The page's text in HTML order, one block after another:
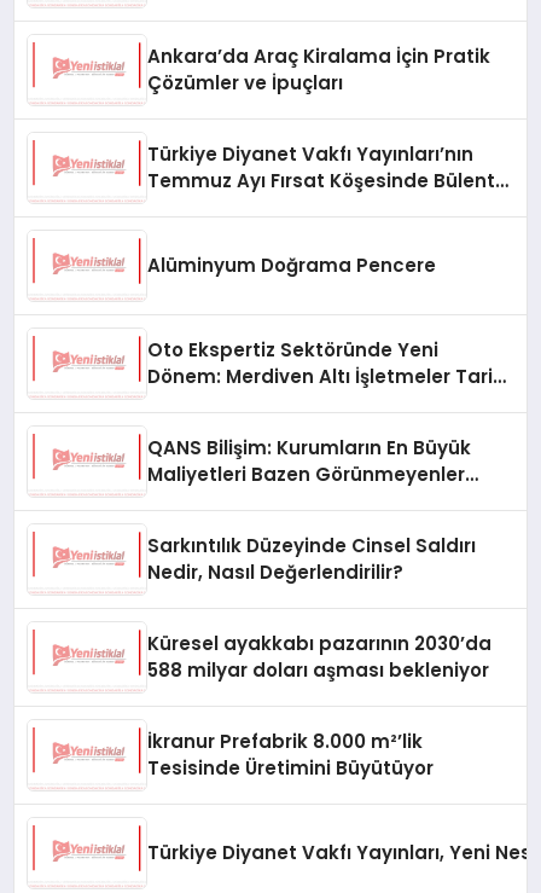
Ankara’da Araç Kiralama İçin Pratik
Çözümler ve İpuçları
Türkiye Diyanet Vakfı Yayınları’nın
Temmuz Ayı Fırsat Köşesinde Bülent
Alüminyum Doğrama Pencere
Oto Ekspertiz Sektöründe Yeni
Dönem: Merdiven Altı İşletmeler Tarih
QANS Bilişim: Kurumların En Büyük
Maliyetleri Bazen Görünmeyenler
Sarkıntılık Düzeyinde Cinsel Saldırı
Nedir, Nasıl Değerlendirilir?
Küresel ayakkabı pazarının 2030’da
588 milyar doları aşması bekleniyor
İkranur Prefabrik 8.000 m²’lik
Tesisinde Üretimini Büyütüyor
Türkiye Diyanet Vakfı Yayınları, Yeni